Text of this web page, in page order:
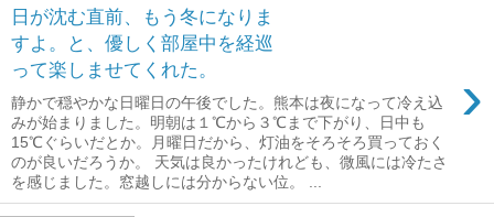
日が沈む直前、もう冬になりま
すよ。と、優しく部屋中を経巡
って楽しませてくれた。
›
静かで穏やかな日曜日の午後でした。熊本は夜になって冷え込
みが始まりました。明朝は１℃から３℃まで下がり、日中も
15℃ぐらいだとか。月曜日だから、灯油をそろそろ買っておく
のが良いだろうか。 天気は良かったけれども、微風には冷たさ
を感じました。窓越しには分からない位。 ...